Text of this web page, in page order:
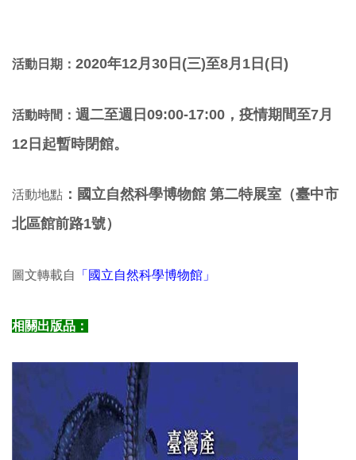
活動日期： 2020年12月30 日(三)至8月1日(日 )
活動時間： 週二至週日 09:00-17:00 ，疫情期間至7月
12日起暫時閉館。
活動地點 ： 國立自然科學博物館 第二特展室（臺中市
北區館前路1號）
圖文轉載自 「國立自然科學博物館」
相關出版品：